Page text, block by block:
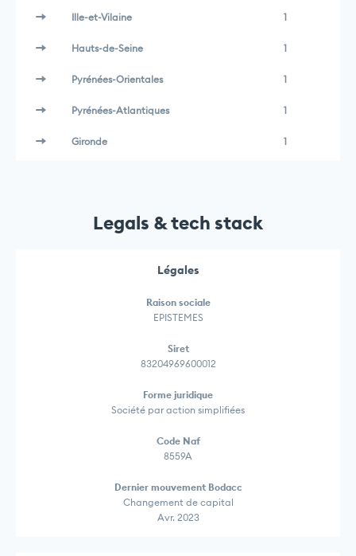
Ille-et-Vilaine 1
Hauts-de-Seine 1
Pyrénées-Orientales 1
Pyrénées-Atlantiques 1
Gironde 1
Legals & tech stack
Légales
Raison sociale
EPISTEMES
Siret
83204969600012
Forme juridique
Société par action simplifiées
Code Naf
8559A
Dernier mouvement Bodacc
Changement de capital
Avr. 2023